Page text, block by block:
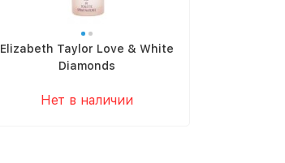
Elizabeth Taylor Love & White
Diamonds
Нет в наличии